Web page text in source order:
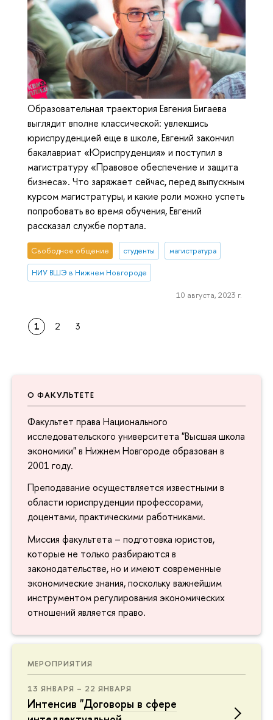
О ФАКУЛЬТЕТЕ
Факультет права Национального
исследовательского университета "Высшая школа
экономики" в Нижнем Новгороде образован в
2001 году.
Преподавание осуществляется известными в
области юриспруденции профессорами,
доцентами, практическими работниками.
Миссия факультета – подготовка юристов,
которые не только разбираются в
законодательстве, но и имеют современные
экономические знания, поскольку важнейшим
инструментом регулирования экономических
отношений является право.
МЕРОПРИЯТИЯ
13 ЯНВАРЯ – 22 ЯНВАРЯ
Интенсив "Договоры в сфере
Образовательная траектория Евгения Бигаева
выглядит вполне классической: увлекшись
юриспруденцией еще в школе, Евгений закончил
бакалавриат «Юриспруденция» и поступил в
магистратуру «Правовое обеспечение и защита
бизнеса». Что заряжает сейчас, перед выпускным
курсом магистратуры, и какие роли можно успеть
попробовать во время обучения, Евгений
рассказал службе портала.
Свободное общение студенты магистратура
НИУ ВШЭ в Нижнем Новгороде
10 августа, 2023 г.
1 2 3